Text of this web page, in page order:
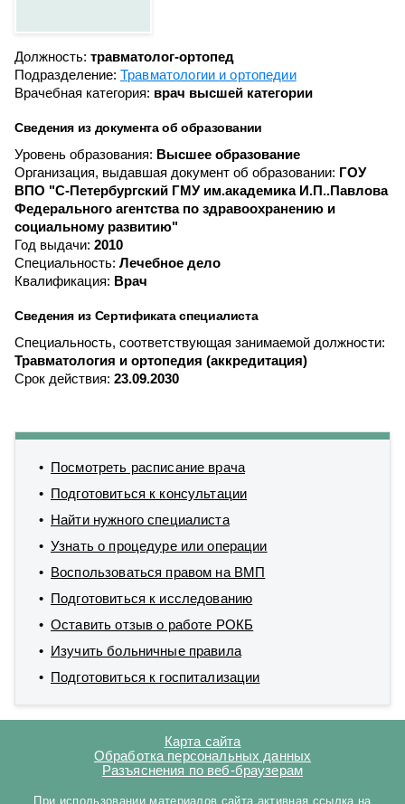
Должность: травматолог-ортопед
Подразделение: Травматологии и ортопедии
Врачебная категория: врач высшей категории
Сведения из документа об образовании
Уровень образования: Высшее образование
Организация, выдавшая документ об образовании: ГОУ
ВПО "С-Петербургский ГМУ им.академика И.П..Павлова
Федерального агентства по здравоохранению и
социальному развитию"
Год выдачи: 2010
Специальность: Лечебное дело
Квалификация: Врач
Сведения из Сертификата специалиста
Специальность, соответствующая занимаемой должности:
Травматология и ортопедия (аккредитация)
Срок действия: 23.09.2030
Посмотреть расписание врача
Подготовиться к консультации
Найти нужного специалиста
Узнать о процедуре или операции
Воспользоваться правом на ВМП
Подготовиться к исследованию
Оставить отзыв о работе РОКБ
Изучить больничные правила
Подготовиться к госпитализации
Карта сайта
Обработка персональных данных
Разъяснения по веб-браузерам
При использовании материалов сайта активная ссылка на